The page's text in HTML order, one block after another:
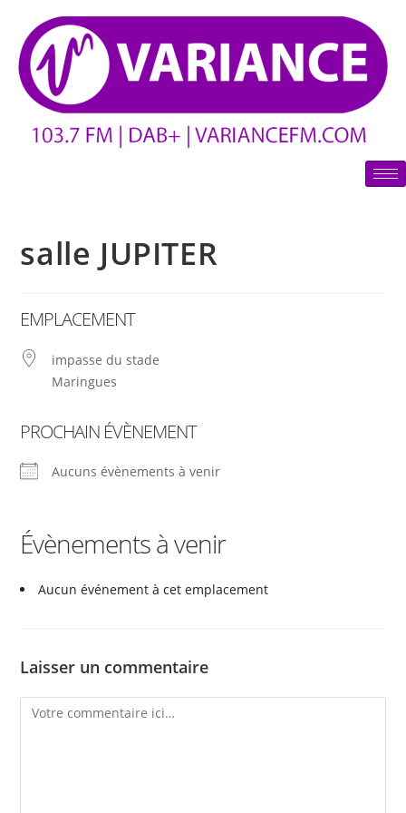
salle JUPITER
EMPLACEMENT
impasse du stade
Maringues
PROCHAIN ÉVÈNEMENT
Aucuns évènements à venir
Évènements à venir
Aucun événement à cet emplacement
Laisser un commentaire